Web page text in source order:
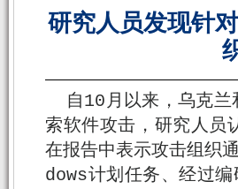
研究人员发现针
自10月以来，乌克
索软件攻击，研究人员
在报告中表示攻击组织
dows计划任务、经过